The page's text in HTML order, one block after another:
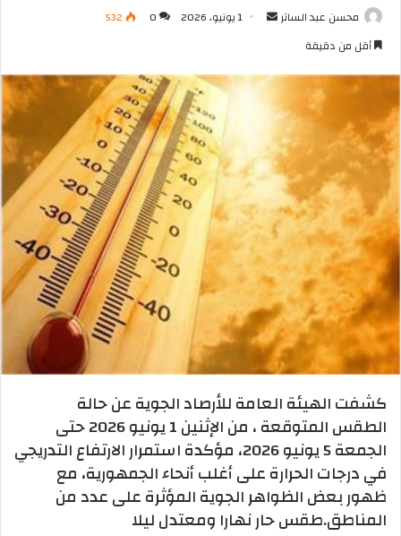
محسن عبد الساتر
أرسل 1 يونيو، 2026 0
532
أقل من دقيقة
كشفت الهيئة العامة للأرصاد الجوية عن حالة
الطقس المتوقعة ، من الإثنين 1 يونيو 2026 حتى
الجمعة 5 يونيو 2026، مؤكدة استمرار الارتفاع التدريجي
في درجات الحرارة على أغلب أنحاء الجمهورية، مع
ظهور بعض الظواهر الجوية المؤثرة على عدد من
المناطق.طقس حار نهارا ومعتدل ليلا